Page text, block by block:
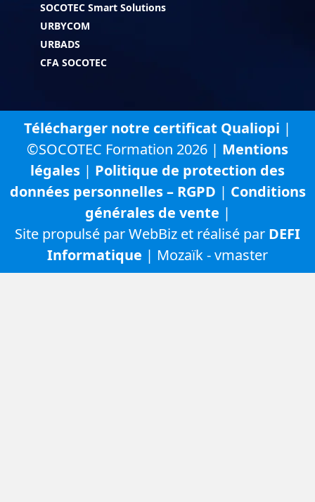
SOCOTEC Smart Solutions
URBYCOM
URBADS
CFA SOCOTEC
Télécharger notre certificat Qualiopi |
©SOCOTEC Formation 2026 | Mentions
légales | Politique de protection des
données personnelles – RGPD | Conditions
générales de vente |
Site propulsé par WebBiz et réalisé par DEFI
Informatique | Mozaïk - vmaster